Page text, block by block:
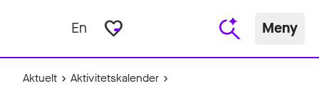
En favorite_border Meny
Aktuelt Aktivitetskalender